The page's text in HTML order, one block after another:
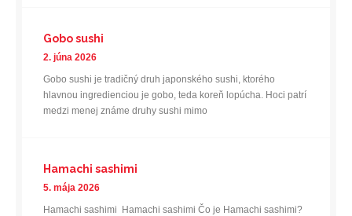
Gobo sushi
2. júna 2026
Gobo sushi je tradičný druh japonského sushi, ktorého
hlavnou ingredienciou je gobo, teda koreň lopúcha. Hoci patrí
medzi menej známe druhy sushi mimo
Hamachi sashimi
5. mája 2026
Hamachi sashimi Hamachi sashimi Čo je Hamachi sashimi?